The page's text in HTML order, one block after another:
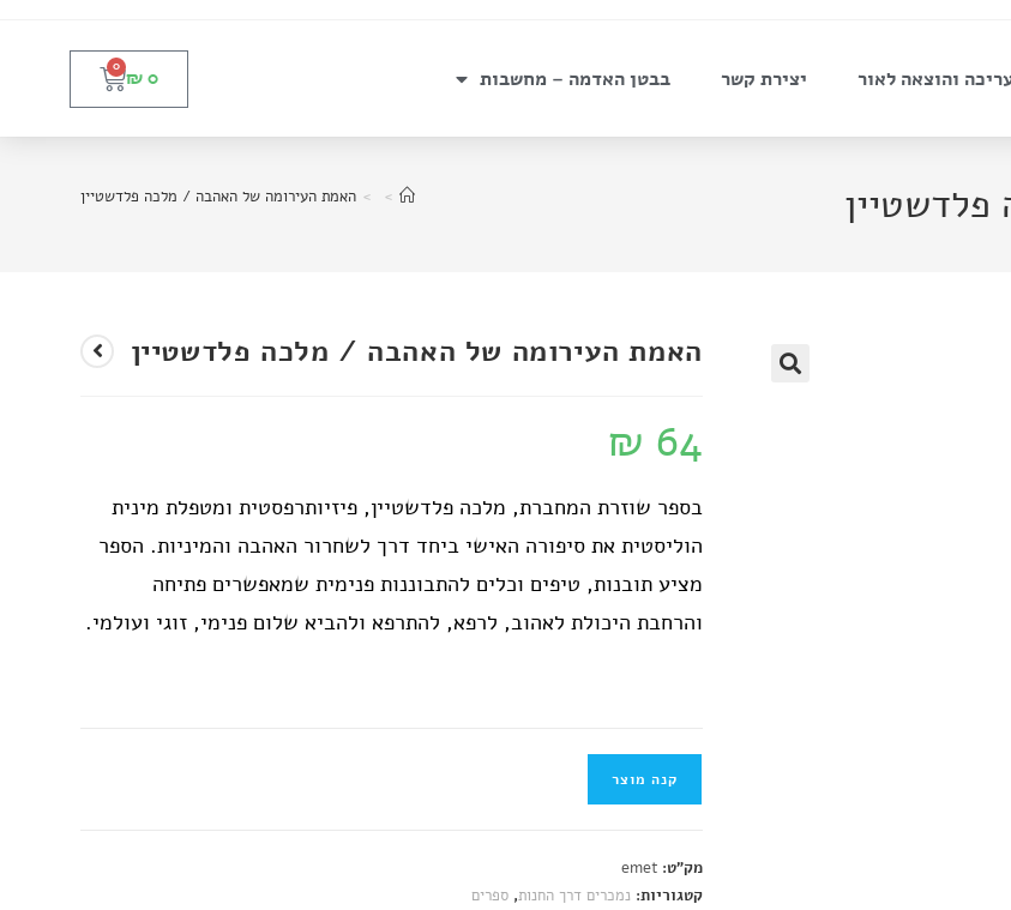
והוצאה לאור יצירת קשר בבטן האדמה – מחשבות ₪ 0
0
>
> האמת העירומה של האהבה / מלכה פלדשטיין
האמת העירומה של האהבה / מלכה פלדשטיין
₪ 64
בספר שוזרת המחברת, מלכה פלדשטיין, פיזיותרפסטית ומטפלת מינית
הוליסטית את סיפורה האישי ביחד דרך לשחרור האהבה והמיניות. הספר
מציע תובנות, טיפים וכלים להתבוננות פנימית שמאפשרים פתיחה
והרחבת היכולת לאהוב, לרפא, להתרפא ולהביא שלום פנימי, זוגי ועולמי.
קנה מוצר
מק"ט:emet
קטגוריות: נמכרים דרך החנות,ספרים